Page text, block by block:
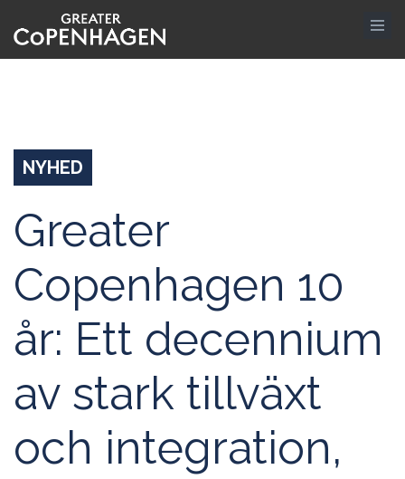
hovedindhold
NYHED
Greater
Copenhagen 10
år: Ett decennium
av stark tillväxt
och integration,